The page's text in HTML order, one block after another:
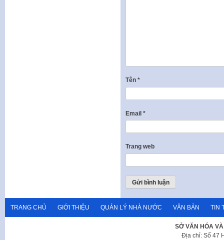
Tên *
Email *
Trang web
TRANG CHỦ GIỚI THIỆU QUẢN LÝ NHÀ NƯỚC VĂN BẢN TIN
SỞ VĂN HÓA
Địa chỉ: Số 47